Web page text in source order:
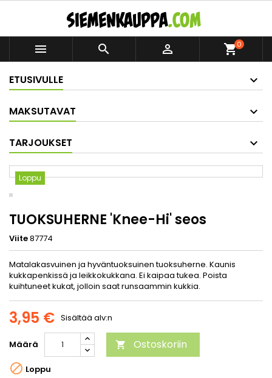
   shopping_cart0
ETUSIVULLE
MAKSUTAVAT
TARJOUKSET
Loppu
TUOKSUHERNE 'Knee-Hi' seos
Viite87774
Matalakasvuinen ja hyväntuoksuinen tuoksuherne. Kaunis
kukkapenkissä ja leikkokukkana. Ei kaipaa tukea. Poista
kuihtuneet kukat, jolloin saat runsaammin kukkia.
3,95 € Sisältää alv:n
Määrä  Ostoskoriin
 Loppu